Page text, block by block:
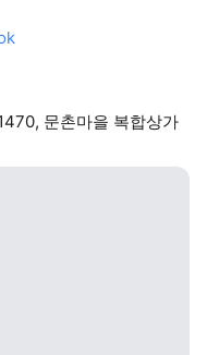
문촌마을 복합상가